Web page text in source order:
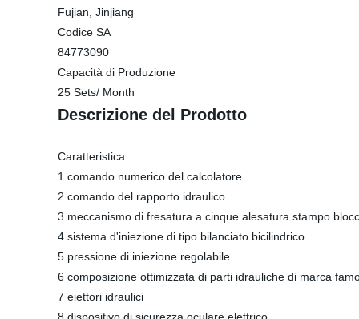
Fujian, Jinjiang
Codice SA
84773090
Capacità di Produzione
25 Sets/ Month
Descrizione del Prodotto
Caratteristica:
1 comando numerico del calcolatore
2 comando del rapporto idraulico
3 meccanismo di fresatura a cinque alesatura stampo
4 sistema d'iniezione di tipo bilanciato bicilindrico
5 pressione di iniezione regolabile
6 composizione ottimizzata di parti idrauliche di marca
7 eiettori idraulici